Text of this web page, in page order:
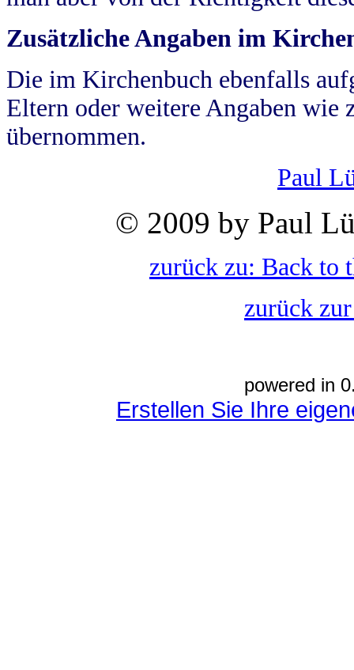
Zusätzliche Angaben im
Die im Kirchenbuch ebenfalls
Eltern oder weitere Angaben wie
übernommen.
Paul
© 2009 by Paul
zurück zu: Back to
zurück
powered in
Erstellen Sie Ihre